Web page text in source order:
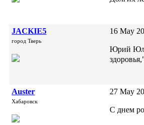
JACKIE5
город Тверь
16 May
Юрий
Auster
Хабаровск
27 May
С днем